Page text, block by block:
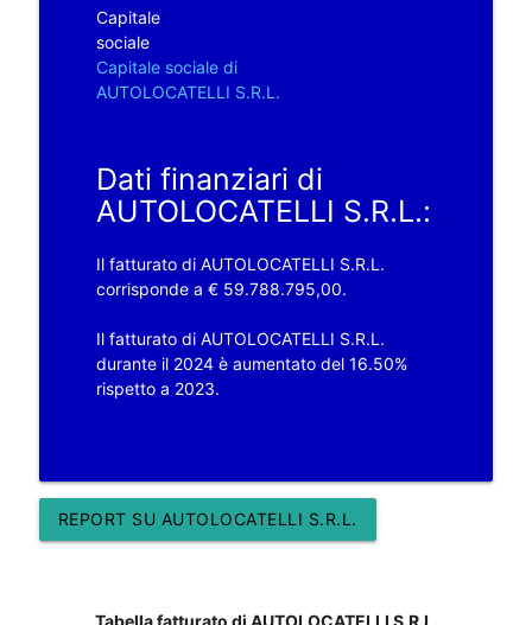
Capitale
sociale
Capitale sociale di
AUTOLOCATELLI S.R.L.
Dati finanziari di
AUTOLOCATELLI S.R.L.:
Il fatturato di AUTOLOCATELLI S.R.L.
corrisponde a € 59.788.795,00.
Il fatturato di AUTOLOCATELLI S.R.L.
durante il 2024 è aumentato del 16.50%
rispetto a 2023.
REPORT SU AUTOLOCATELLI S.R.L.
Tabella fatturato di AUTOLOCATELLI S.R.L.